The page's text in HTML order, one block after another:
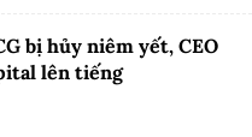
bị hủy niêm yết, CEO
lên tiếng